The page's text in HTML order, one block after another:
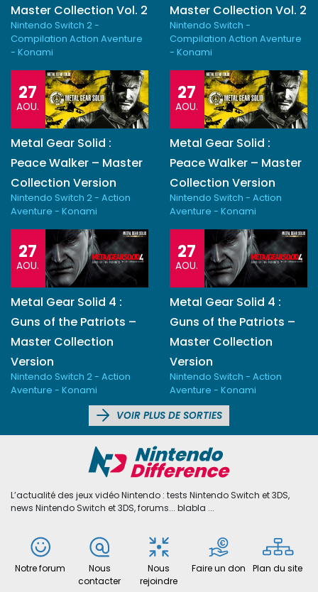
Master Collection Vol. 2
Nintendo Switch 2 -
Compilation Action Aventure
- Konami
Master Collection Vol. 2
Nintendo Switch -
Compilation Action Aventure
- Konami
27
AOU.
Metal Gear Solid :
Peace Walker – Master
Collection Version
Nintendo Switch 2 - Action
Aventure - Konami
27
AOU.
Metal Gear Solid :
Peace Walker – Master
Collection Version
Nintendo Switch - Action
Aventure - Konami
27
AOU.
Metal Gear Solid 4 :
Guns of the Patriots –
Master Collection
Version
Nintendo Switch 2 - Action
Aventure - Konami
27
AOU.
Metal Gear Solid 4 :
Guns of the Patriots –
Master Collection
Version
Nintendo Switch - Action
Aventure - Konami
VOIR PLUS DE SORTIES
L’actualité des jeux vidéo Nintendo : tests Nintendo Switch et 3DS,
news Nintendo Switch et 3DS, forums... blabla ...
Notre forum
Nous
contacter
Nous
rejoindre
Faire un don Plan du site